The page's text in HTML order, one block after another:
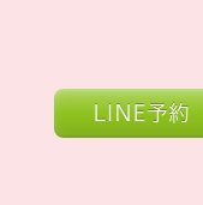
LINE予約